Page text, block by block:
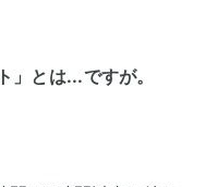
」とは...ですが。